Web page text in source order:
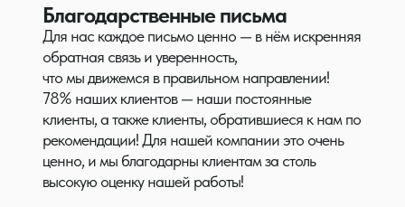
Благодарственные письма
Для нас каждое письмо ценно — в нём искренняя
обратная связь и уверенность,
что мы движемся в правильном направлении!
78% наших клиентов — наши постоянные
клиенты, а также клиенты, обратившиеся к нам по
рекомендации! Для нашей компании это очень
ценно, и мы благодарны клиентам за столь
высокую оценку нашей работы!